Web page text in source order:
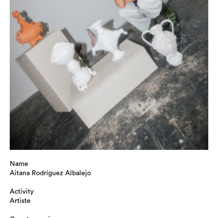
Name
Aitana Rodríguez Albalejo
Activity
Artiste